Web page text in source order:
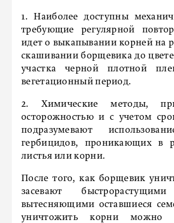
1. Наиболее доступны
требующие регулярной
идет о выкапывании корней на
скашивании борщевика до
участка черной плотной
вегетационный период.
2. Химические методы,
осторожностью и с учетом
подразумевают
гербицидов, проникающих в
листья или корни.
После того, как борщевик
засевают
вытесняющими оставшиеся
уничтожить корни